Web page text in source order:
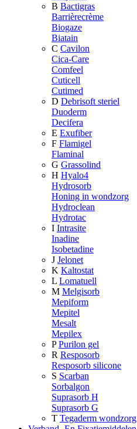
B Bactigras
Barrièrecrème
Biogaze
Biatain
C Cavilon
Cica-Care
Comfeel
Cuticell
Cutimed
D Debrisoft steriel
Duoderm
Decifera
E Exufiber
F Flamigel
Flaminal
G Grassolind
H Hyalo4
Hydrosorb
Honing in wondzorg
Hydroclean
Hydrotac
I Intrasite
Inadine
Isobetadine
J Jelonet
K Kaltostat
L Lomatuell
M Melgisorb
Mepiform
Mepitel
Mesalt
Mepilex
P Purilon gel
R Resposorb
Resposorb silicone
S Scarban
Sorbalgon
Suprasorb H
Suprasorb G
T Tegaderm wondzorg